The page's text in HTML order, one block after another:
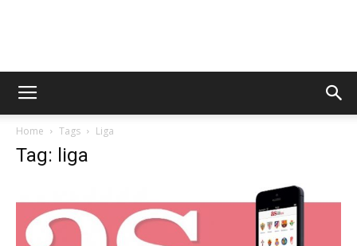
AppsTonic
Home Tags Liga
Tag: liga